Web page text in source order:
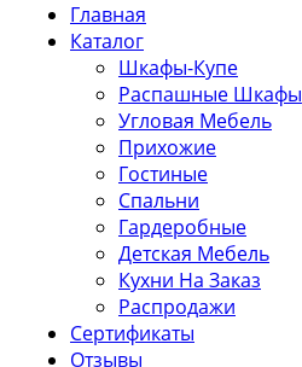
Главная
Каталог
Шкафы-Купе
Распашные Шкафы
Угловая Мебель
Прихожие
Гостиные
Спальни
Гардеробные
Детская Мебель
Кухни На Заказ
Распродажи
Сертификаты
Отзывы